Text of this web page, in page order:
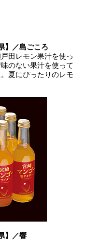
】／島ごころ
田レモン果汁を使っ
のない果汁を使って
夏にぴったりのレモ
】／響